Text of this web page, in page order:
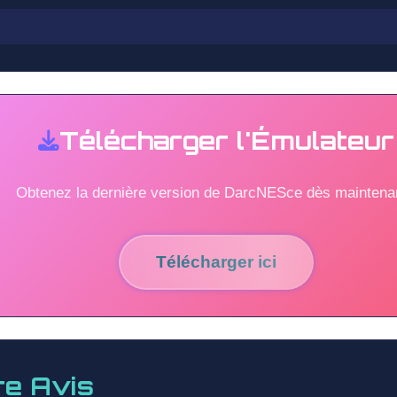
Télécharger l'Émulateur
Obtenez la dernière version de DarcNESce dès
Télécharger ici
Avis